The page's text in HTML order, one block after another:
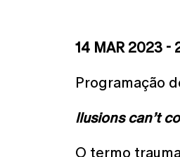
14 MAR 2023 -
Programação
llusions can’t
O termo